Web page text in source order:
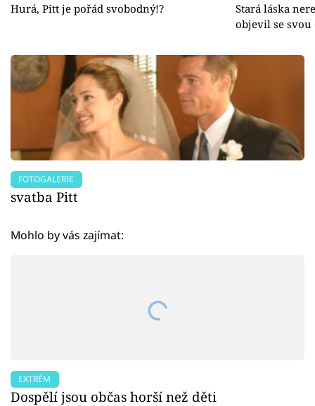
Hurá, Pitt je pořád svobodný!?
Stará láska
objevil se svou
FOTOGALERIE
svatba Pitt
Mohlo by vás zajímat:
EXTRÉM
Dospělí jsou občas horší než děti